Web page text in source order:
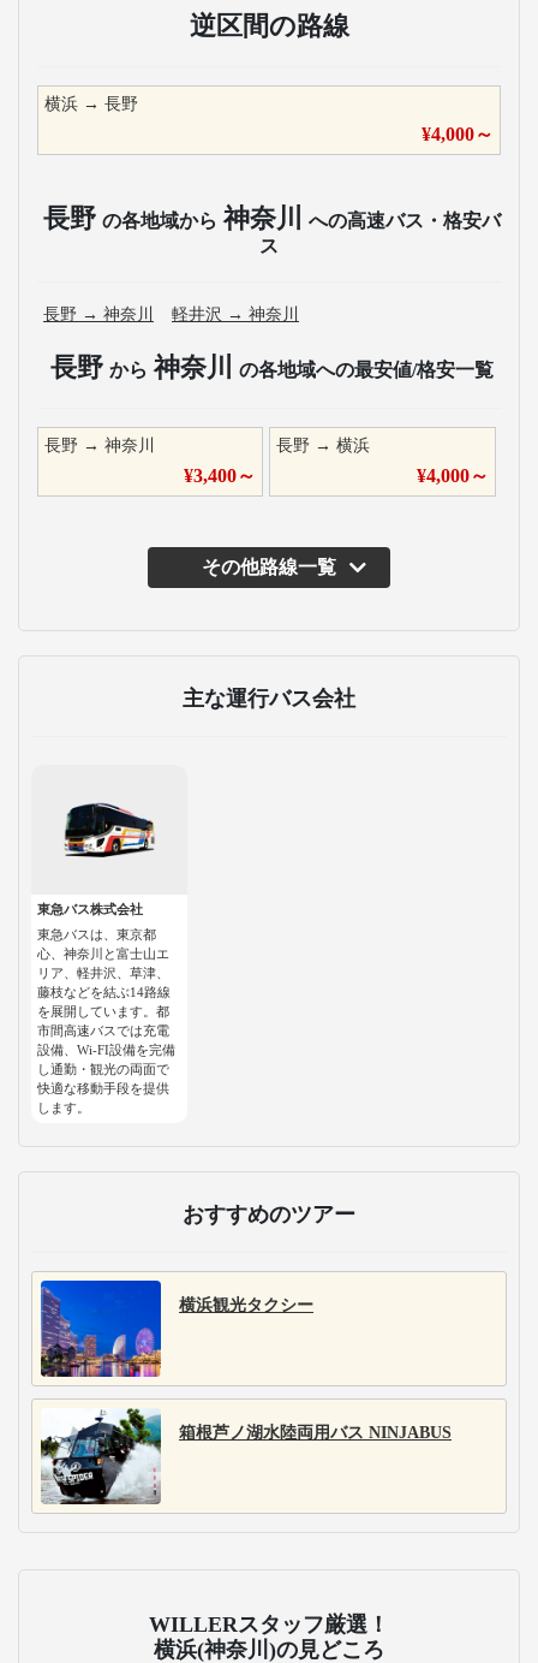
逆区間の路線
横浜 → 長野
¥4,000～
長野 の各地域から 神奈川
への高速バス・格安バ
ス
長野 → 神奈川 軽井沢 → 神奈川
長野 から 神奈川 の各地域への最安値/格安一覧
長野 → 神奈川
¥3,400～
長野 →横浜
¥4,000～
その他路線一覧
主な運行バス会社
東急バス株式会社
東急バスは、東京都
心、神奈川と富士山エ
リア、軽井沢、草津、
藤枝などを結ぶ14路線
を展開しています。都
市間高速バスでは充電
設備、Wi-FI設備を完備
し通勤・観光の両面で
快適な移動手段を提供
します。
おすすめのツアー
横浜観光タクシー
箱根芦ノ湖水陸両用バス NINJABUS
WILLERスタッフ厳選！
横浜(神奈川)の見どころ